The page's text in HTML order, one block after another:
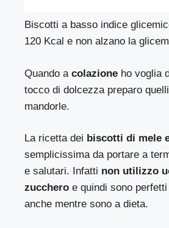
Biscotti a basso indice
120 Kcal e non alzano la
Quando acolazione ho voglia
tocco di dolcezza preparo
mandorle.
La ricetta dei biscotti di mele
semplicissima da portare a
e salutari. Infatti non utilizzo
zucchero e quindi sono
anche mentre sono a dieta.